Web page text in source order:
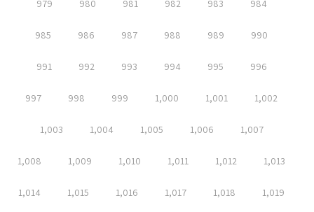
979 980 981 982 983 984
985 986 987 988 989 990
991 992 993 994 995 996
997 998 999 1,000 1,001 1,002
1,003 1,004 1,005 1,006 1,007
1,008 1,009 1,010 1,011 1,012 1,013
1,014 1,015 1,016 1,017 1,018 1,019